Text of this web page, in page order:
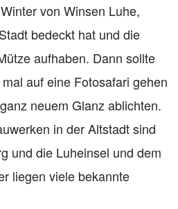
von Winsen Luhe,
bedeckt hat und die
aufhaben. Dann sollte
auf eine Fotosafari gehen
neuem Glanz ablichten.
in der Altstadt sind
und die Luheinsel und dem
liegen viele bekannte